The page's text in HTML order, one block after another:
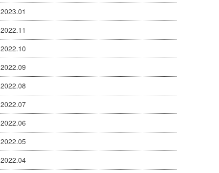
2023.01
2022.11
2022.10
2022.09
2022.08
2022.07
2022.06
2022.05
2022.04